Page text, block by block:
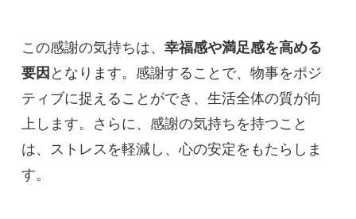
この感謝の気持ちは、 幸福感や満足感を高める
要因 となります。感謝することで、物事をポジ
ティブに捉えることができ、生活全体の質が向
上します。さらに、感謝の気持ちを持つこと
は、ストレスを軽減し、心の安定をもたらしま
す。